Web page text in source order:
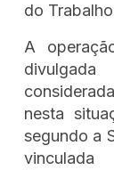
do
A
nesta
segundo a